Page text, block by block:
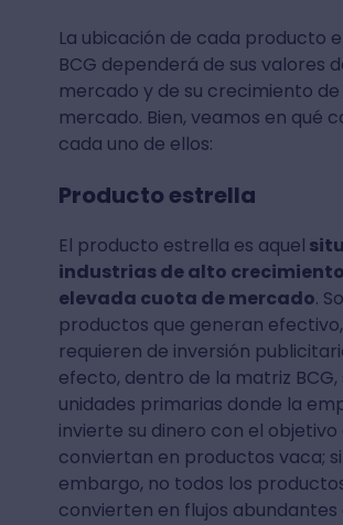
La ubicación de cada producto
BCG dependerá de sus valores
mercado y de su crecimiento de
mercado. Bien, veamos en qué
cada uno de ellos:
Producto estrella
El producto estrella es aquel
industrias de alto
elevada cuota de mercado.
productos que generan
requieren de inversión
efecto, dentro de la matriz BCG,
unidades primarias donde la
invierte su dinero con el objetivo
conviertan en productos vaca;
embargo, no todos los
convierten en flujos abundantes